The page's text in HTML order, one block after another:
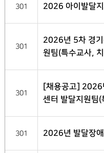
301 2026 아이발달
301
2026년 5차 경기
원팀(특수교사,
301
[채용공고] 2026
센터 발달지원팀
301 2026년 발달장